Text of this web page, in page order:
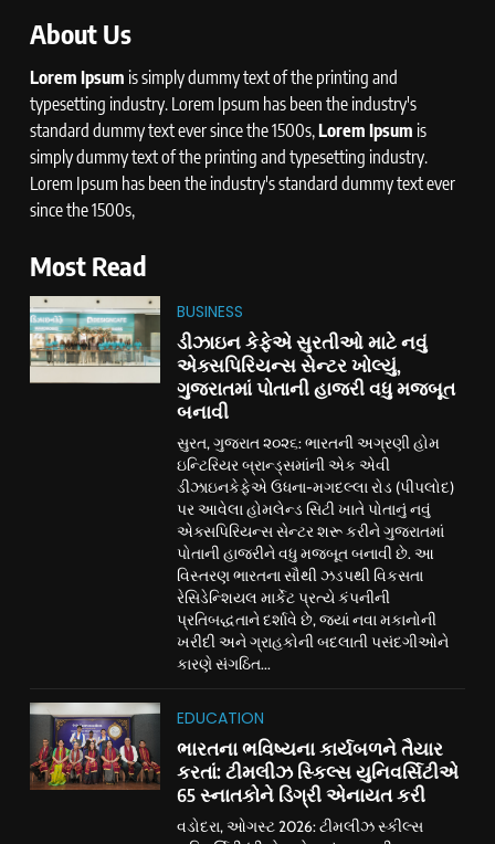
About Us
Lorem Ipsum is simply dummy text of the printing and
typesetting industry. Lorem Ipsum has been the industry's
standard dummy text ever since the 1500s,Lorem Ipsum is
simply dummy text of the printing and typesetting industry.
Lorem Ipsum has been the industry's standard dummy text ever
since the 1500s,
Most Read
BUSINESS
ડીઝાઇન કેફેએ સુરતીઓ માટે નવું
એક્સપિરિયન્સ સેન્ટર ખોલ્યું,
ગુજરાતમાં પોતાની હાજરી વધુ મજબૂત
બનાવી
સુરત, ગુજરાત ૨૦૨૬: ભારતની અગ્રણી હોમ
ઇન્ટિરિયર બ્રાન્ડ્સમાંની એક એવી
ડીઝાઇનકેફેએ ઉધના-મગદલ્લા રોડ (પીપલોદ)
પર આવેલા હોમલેન્ડ સિટી ખાતે પોતાનું નવું
એક્સપિરિયન્સ સેન્ટર શરૂ કરીને ગુજરાતમાં
પોતાની હાજરીને વધુ મજબૂત બનાવી છે. આ
વિસ્તરણ ભારતના સૌથી ઝડપથી વિકસતા
રેસિડેન્શિયલ માર્કેટ પ્રત્યે કંપનીની
પ્રતિબદ્ધતાને દર્શાવે છે, જ્યાં નવા મકાનોની
ખરીદી અને ગ્રાહકોની બદલાતી પસંદગીઓને
કારણે સંગઠિત...
EDUCATION
ભારતના ભવિષ્યના કાર્યબળને તૈયાર
કરતાં: ટીમલીઝ સ્કિલ્સ યુનિવર્સિટીએ
65 સ્નાતકોને ડિગ્રી એનાયત કરી
વડોદરા, ઓગસ્ટ 2026: ટીમલીઝ સ્કીલ્સ